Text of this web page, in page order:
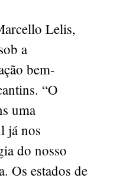
Lelis,
a
bem-
“O
uma
já nos
do nosso
Os estados de